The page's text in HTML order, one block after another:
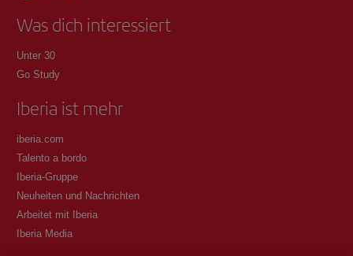
Was dich interessiert
Unter 30
Go Study
Iberia ist mehr
iberia.com
Talento a bordo
Iberia-Gruppe
Neuheiten und Nachrichten
Arbeitet mit Iberia
Iberia Media